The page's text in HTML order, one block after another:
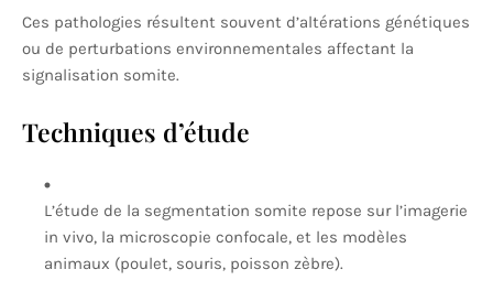
Ces pathologies résultent souvent d’altérations génétiques
ou de perturbations environnementales affectant la
signalisation somite.
Techniques d’étude
L’étude de la segmentation somite repose sur l’imagerie
in vivo, la microscopie confocale, et les modèles
animaux (poulet, souris, poisson zèbre).